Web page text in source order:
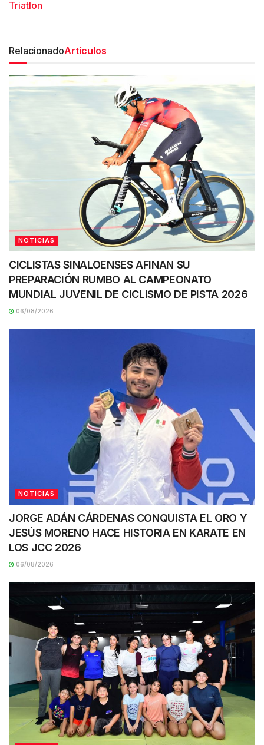
Triatlon
RelacionadoArtículos
NOTICIAS
CICLISTAS SINALOENSES AFINAN SU
PREPARACIÓN RUMBO AL CAMPEONATO
MUNDIAL JUVENIL DE CICLISMO DE PISTA 2026
06/08/2026
NOTICIAS
JORGE ADÁN CÁRDENAS CONQUISTA EL ORO Y
JESÚS MORENO HACE HISTORIA EN KARATE EN
LOS JCC 2026
06/08/2026